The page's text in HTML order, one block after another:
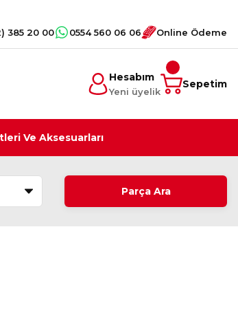
385 20 00 0554 560 06 06 Online Ödeme
Hesabım
Yeni üyelik
Sepetim
Ve Aksesuarları
Parça Ara